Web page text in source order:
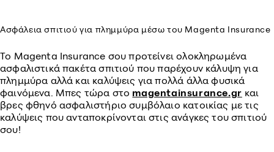
Ασφάλεια σπιτιού για πλημμύρα μέσω του Magenta Insurance
To Magenta Insurance σου προτείνει ολοκληρωμένα
ασφαλιστικά πακέτα σπιτιού που παρέχουν κάλυψη για
πλημμύρα αλλά και καλύψεις για πολλά άλλα φυσικά
φαινόμενα. Μπες τώρα στο magentainsurance.gr και
βρες φθηνό ασφαλιστήριο συμβόλαιο κατοικίας με τις
καλύψεις που ανταποκρίνονται στις ανάγκες του σπιτιού
σου!